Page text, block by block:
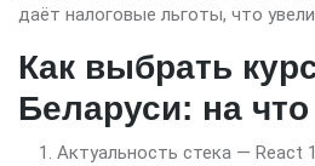
даёт налоговые льготы, что
Как выбрать
Беларуси: на
Актуальность стека — React